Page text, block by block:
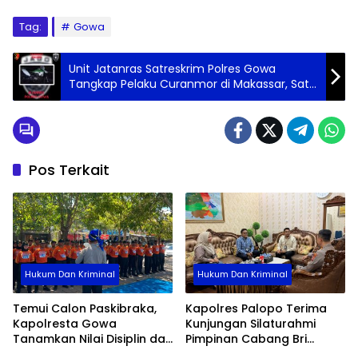
Tag: Gowa
Unit Jatanras Satreskrim Polres Gowa
Tangkap Pelaku Curanmor di Makassar, Satu
Pelaku Diberi Tindakan Tegas
Pos Terkait
Hukum Dan Kriminal
Temui Calon Paskibraka,
Kapolresta Gowa
Tanamkan Nilai Disiplin dan
Hukum Dan Kriminal
Kapolres Palopo Terima
Kunjungan Silaturahmi
Pimpinan Cabang Bri